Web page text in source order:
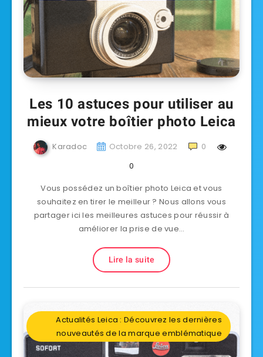
Les 10 astuces pour utiliser au
mieux votre boîtier photo Leica
Karadoc Octobre 26, 2022
0
0
Vous possédez un boîtier photo Leica et vous
souhaitez en tirer le meilleur ? Nous allons vous
partager ici les meilleures astuces pour réussir à
améliorer la prise de vue…
Lire la suite
Actualités Leica : Découvrez les dernières
nouveautés de la marque emblématique